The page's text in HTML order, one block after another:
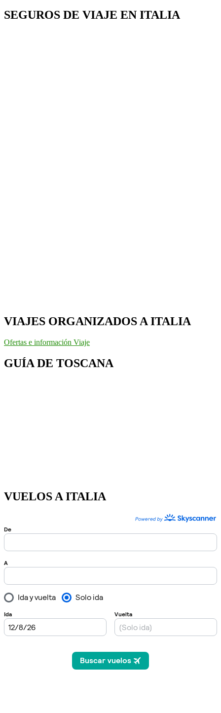
SEGUROS DE VIAJE EN ITALIA
VIAJES ORGANIZADOS A ITALIA
Ofertas e información Viaje
GUÍA DE TOSCANA
VUELOS A ITALIA